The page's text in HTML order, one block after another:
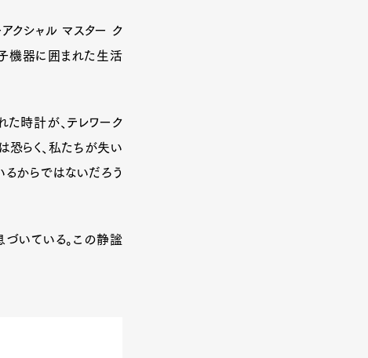
クシャル マスター ク
機器に囲まれた生活
た時計が、テレワーク
恐らく、私たちが失い
るからではないだろう
いている。この静謐